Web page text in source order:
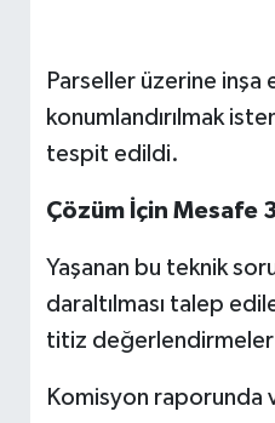
Parseller üzerine inşa
konumlandırılmak
tespit edildi.
Çözüm İçin Mesafe
Yaşanan bu teknik
daraltılması talep
titiz değerlendirmeler
Komisyon raporunda